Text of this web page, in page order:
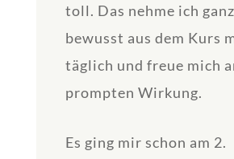
toll. Das nehme ich ganz
bewusst aus dem Kurs
täglich und freue mich
prompten Wirkung.
Es ging mir schon am 2.